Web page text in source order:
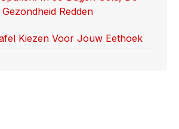
Redden
Kiezen Voor Jouw Eethoek